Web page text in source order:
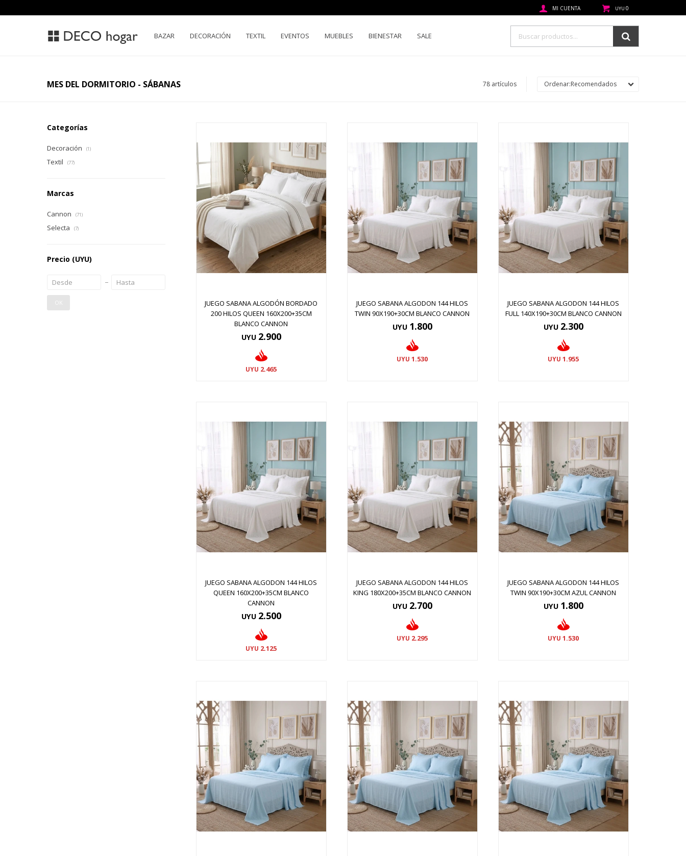
BAZAR DECORACIÓN TEXTIL EVENTOS MUEBLES BIENESTAR SALE
UYU 0
MES DEL DORMITORIO - SÁBANAS 78 artículos Recomendados
JUEGO SABANA ALGODÓN BORDADO
200 HILOS QUEEN 160X200+35CM
BLANCO CANNON
UYU 2.900
UYU 2.465
JUEGO SABANA ALGODON 144 HILOS
TWIN 90X190+30CM BLANCO CANNON
UYU 1.800
UYU 1.530
JUEGO SABANA ALGODON 144 HILOS
FULL 140X190+30CM BLANCO CANNON
UYU 2.300
UYU 1.955
JUEGO SABANA ALGODON 144 HILOS
QUEEN 160X200+35CM BLANCO
CANNON
UYU 2.500
UYU 2.125
JUEGO SABANA ALGODON 144 HILOS
KING 180X200+35CM BLANCO CANNON
UYU 2.700
UYU 2.295
JUEGO SABANA ALGODON 144 HILOS
TWIN 90X190+30CM AZUL CANNON
UYU 1.800
UYU 1.530
Categorías
Decoración (1)
Textil (77)
Marcas
Cannon (71)
Selecta (7)
Precio (UYU)
OK